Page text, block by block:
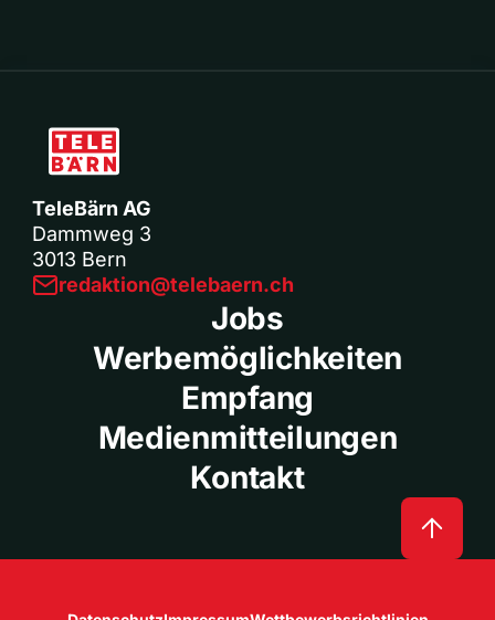
TeleBärn AG
Dammweg 3
3013 Bern
redaktion@telebaern.ch
Jobs
Werbemöglichkeiten
Empfang
Medienmitteilungen
Kontakt